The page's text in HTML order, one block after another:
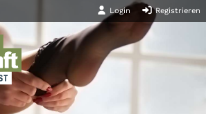
Login Registrieren